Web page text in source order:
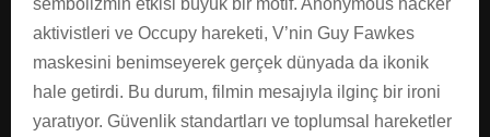
aktivistleri ve Occupy hareketi, V’nin Guy Fawkes
maskesini benimseyerek gerçek dünyada da ikonik
hale getirdi. Bu durum, filmin mesajıyla ilginç bir ironi
yaratıyor. Güvenlik standartları ve toplumsal hareketler